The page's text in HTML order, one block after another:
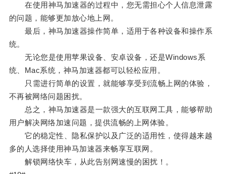
在使用神马加速器的过程中，您无需担心个人信息泄露
的问题，能够更加放心地上网。
最后，神马加速器操作简单，适用于各种设备和操作系
统。
无论您是使用苹果设备、安卓设备，还是Windows系
统、Mac系统，神马加速器都可以轻松应用。
只需进行简单的设置，就能够享受到流畅上网的体验，
不再被网络问题困扰。
总之，神马加速器是一款强大的互联网工具，能够帮助
用户解决网络加速问题，提供流畅的上网体验。
它的稳定性、隐私保护以及广泛的适用性，使得越来越
多的人选择使用神马加速器来畅享互联网。
解锁网络快车，从此告别网速慢的困扰！。